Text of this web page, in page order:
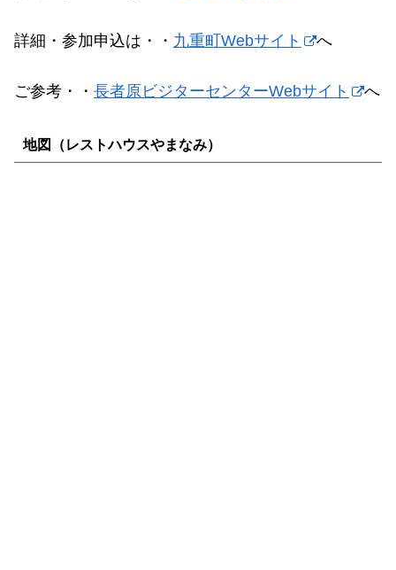
詳細・参加申込は・・ 九重町Webサイト へ
ご参考・・ 長者原ビジターセンターWebサイト へ
地図（レストハウスやまなみ）